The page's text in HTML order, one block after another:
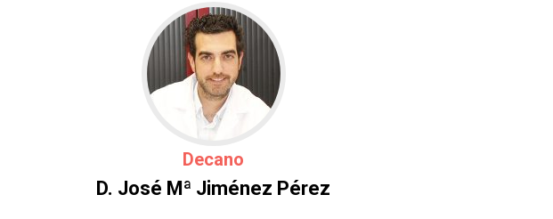
Decano
D. José Mª Jiménez Pérez